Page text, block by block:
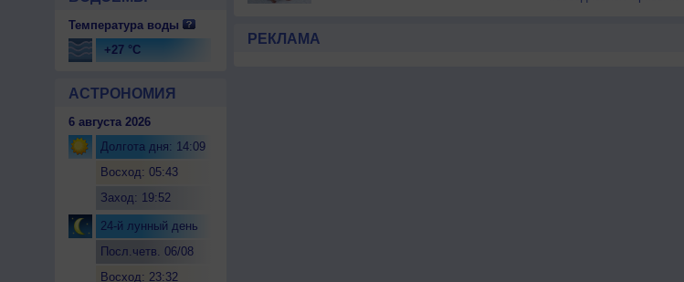
Температура воды
+27 °C
АСТРОНОМИЯ
6 августа 2026
Долгота дня: 14:09
Восход: 05:43
Заход: 19:52
24-й лунный день
Посл.четв. 06/08
Восход: 23:32
РЕКЛАМА